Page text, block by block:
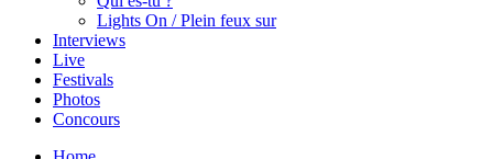
Lights On / Plein feux sur
Interviews
Live
Festivals
Photos
Concours